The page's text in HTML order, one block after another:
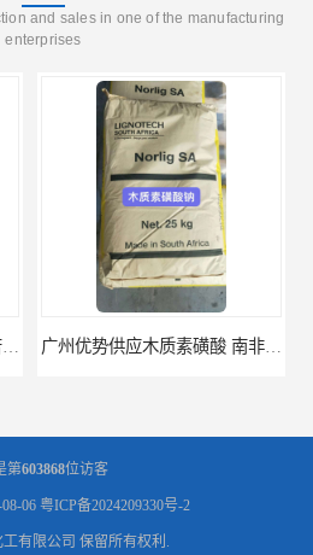
and sales in one of the manufacturing
enterprises
广州优势供应木质素磺酸 南非工业木质素磺酸
第603868位访客
06 粤ICP备2024209330号-2
有限公司 保留所有权利.